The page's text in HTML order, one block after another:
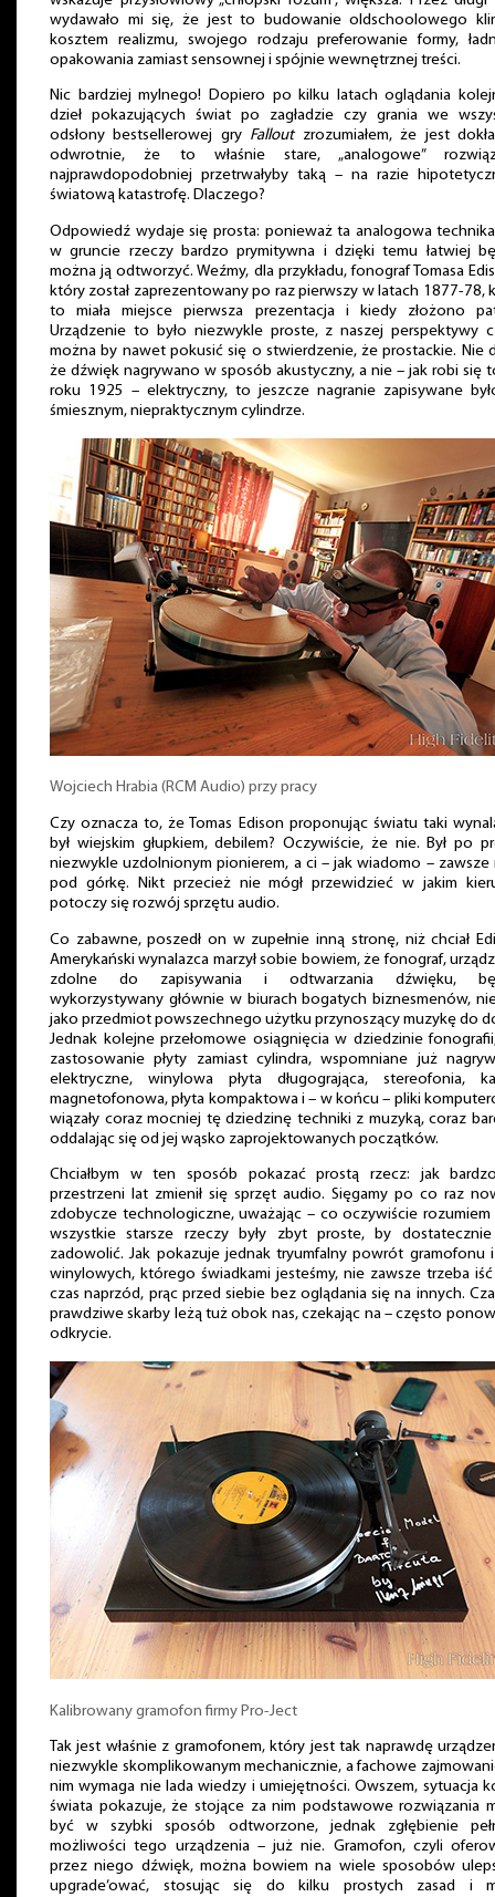
wydawało mi się, że jest to budowanie oldschoolowego
kosztem realizmu, swojego rodzaju preferowanie formy,
opakowania zamiast sensownej i spójnie wewnętrznej treści.
Nic bardziej mylnego! Dopiero po kilku latach oglądania
dzieł pokazujących świat po zagładzie czy grania we
odsłony bestsellerowej gry Falloutzrozumiałem, że jest
odwrotnie, że to właśnie stare, „analogowe”
najprawdopodobniej przetrwałyby taką – na razie
światową katastrofę. Dlaczego?
Odpowiedź wydaje się prosta: ponieważ ta analogowa
w gruncie rzeczy bardzo prymitywna i dzięki temu łatwiej
można ją odtworzyć. Weźmy, dla przykładu, fonograf Tomasa
który został zaprezentowany po raz pierwszy w latach 1877-78,
to miała miejsce pierwsza prezentacja i kiedy złożono
Urządzenie to było niezwykle proste, z naszej perspektywy
można by nawet pokusić się o stwierdzenie, że prostackie. Nie
że dźwięk nagrywano w sposób akustyczny, a nie – jak robi się
roku 1925 – elektryczny, to jeszcze nagranie zapisywane
śmiesznym, niepraktycznym cylindrze.
Wojciech Hrabia (RCM Audio) przy pracy
Czy oznacza to, że Tomas Edison proponując światu taki
był wiejskim głupkiem, debilem? Oczywiście, że nie. Był po
niezwykle uzdolnionym pionierem, a ci – jak wiadomo – zawsze
pod górkę. Nikt przecież nie mógł przewidzieć w jakim
potoczy się rozwój sprzętu audio.
Co zabawne, poszedł on w zupełnie inną stronę, niż chciał
Amerykański wynalazca marzył sobie bowiem, że fonograf,
zdolne do zapisywania i odtwarzania dźwięku,
wykorzystywany głównie w biurach bogatych biznesmenów,
jako przedmiot powszechnego użytku przynoszący muzykę do
Jednak kolejne przełomowe osiągnięcia w dziedzinie
zastosowanie płyty zamiast cylindra, wspomniane już
elektryczne, winylowa płyta długogrająca, stereofonia,
magnetofonowa, płyta kompaktowa i – w końcu – pliki
wiązały coraz mocniej tę dziedzinę techniki z muzyką, coraz
oddalając się od jej wąsko zaprojektowanych początków.
Chciałbym w ten sposób pokazać prostą rzecz: jak
przestrzeni lat zmienił się sprzęt audio. Sięgamy po co raz
zdobycze technologiczne, uważając – co oczywiście rozumiem
wszystkie starsze rzeczy były zbyt proste, by
zadowolić. Jak pokazuje jednak tryumfalny powrót gramofonu i
winylowych, którego świadkami jesteśmy, nie zawsze trzeba iść
czas naprzód, prąc przed siebie bez oglądania się na innych.
prawdziwe skarby leżą tuż obok nas, czekając na – często
odkrycie.
Kalibrowany gramofon firmy Pro-Ject
Tak jest właśnie z gramofonem, który jest tak naprawdę
niezwykle skomplikowanym mechanicznie, a fachowe
nim wymaga nie lada wiedzy i umiejętności. Owszem, sytuacja
świata pokazuje, że stojące za nim podstawowe rozwiązania
być w szybki sposób odtworzone, jednak zgłębienie
możliwości tego urządzenia – już nie. Gramofon, czyli
przez niego dźwięk, można bowiem na wiele sposobów
upgrade’ować, stosując się do kilku prostych zasad i